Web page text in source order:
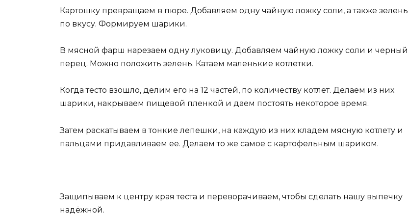
Картошку превращаем в пюре. Добавляем одну чайную ложку соли, а также зелень
по вкусу. Формируем шарики.
В мясной фарш нарезаем одну луковицу. Добавляем чайную ложку соли и черный
перец. Можно положить зелень. Катаем маленькие котлетки.
Когда тесто взошло, делим его на 12 частей, по количеству котлет. Делаем из них
шарики, накрываем пищевой пленкой и даем постоять некоторое время.
Затем раскатываем в тонкие лепешки, на каждую из них кладем мясную котлету и
пальцами придавливаем ее. Делаем то же самое с картофельным шариком.
Защипываем к центру края теста и переворачиваем, чтобы сделать нашу выпечку
надёжной.